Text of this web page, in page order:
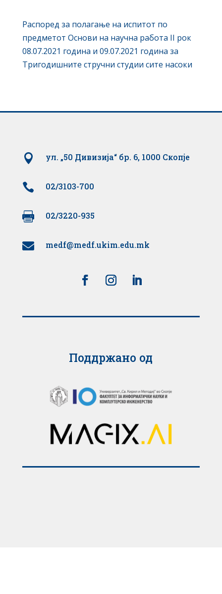
Распоред за полагање на испитот по
предметот Основи на научна работа II рок
08.07.2021 година и 09.07.2021 година за
Тригодишните стручни студии сите насоки
 ул. „50 Дивизија“ бр. 6, 1000 Скопје
 02/3103-700
 02/3220-935
 medf@medf.ukim.edu.mk
Поддржано од